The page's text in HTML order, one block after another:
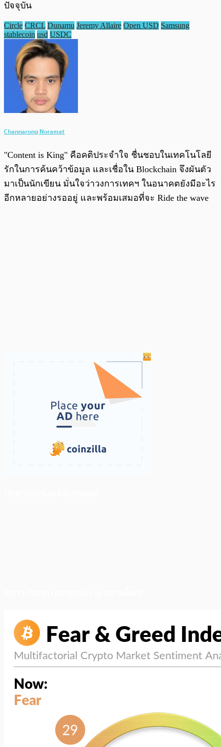
ปัจจุบัน
Circle CRCL Dunamu Jeremy Allaire Open USD Samsung
stablecoin usd USDC
Channarong Noramat
"Content is King" คือคติประจำใจ ชื่นชอบในเทคโนโลยี
รักในการค้นคว้าข้อมูล และเชื่อใน Blockchain จึงผันตัว
มาเป็นนักเขียน มั่นใจว่าวงการเทคฯ ในอนาคตยังมีอะไร
อีกหลายอย่างรออยู่ และพร้อมเสมอที่จะ Ride the wave